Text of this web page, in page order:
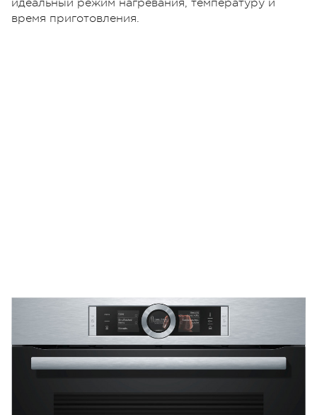
идеальный режим нагревания, температуру и
время приготовления.